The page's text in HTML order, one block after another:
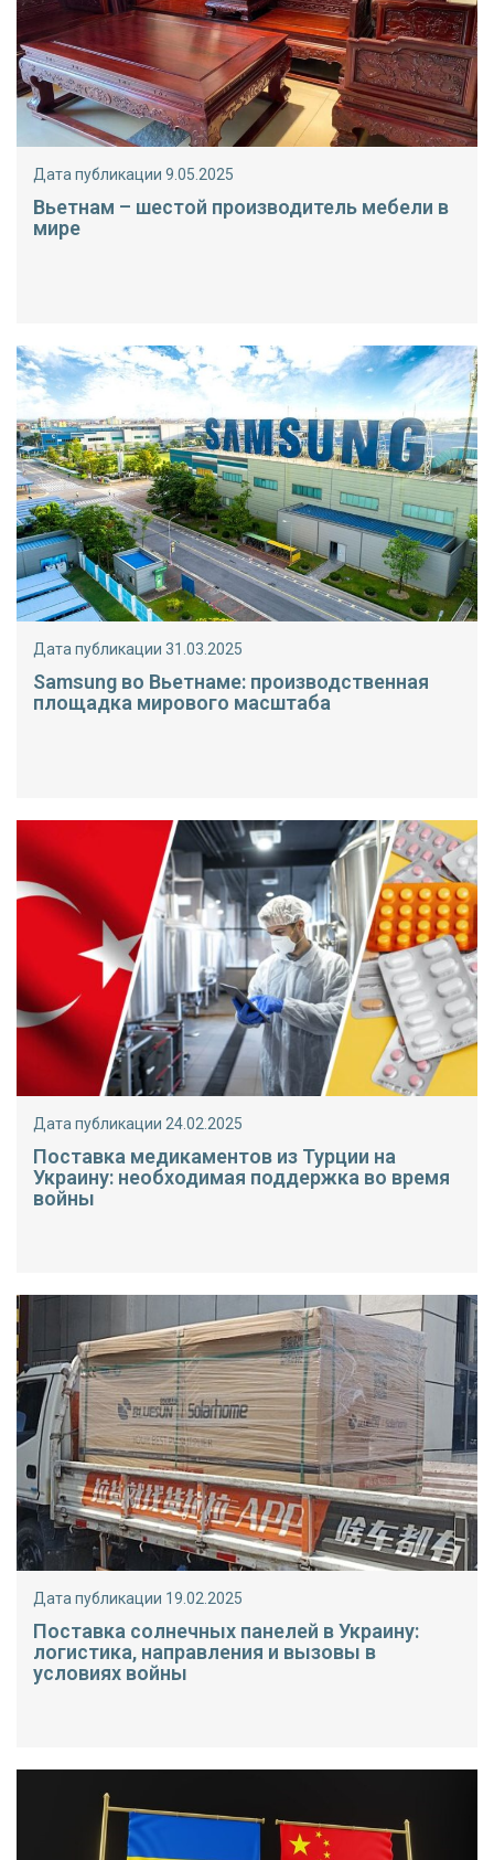
Дата публикации 9.05.2025
Вьетнам – шестой производитель мебели в
мире
Дата публикации 31.03.2025
Samsung во Вьетнаме: производственная
площадка мирового масштаба
Дата публикации 24.02.2025
Поставка медикаментов из Турции на
Украину: необходимая поддержка во время
войны
Дата публикации 19.02.2025
Поставка солнечных панелей в Украину:
логистика, направления и вызовы в
условиях войны